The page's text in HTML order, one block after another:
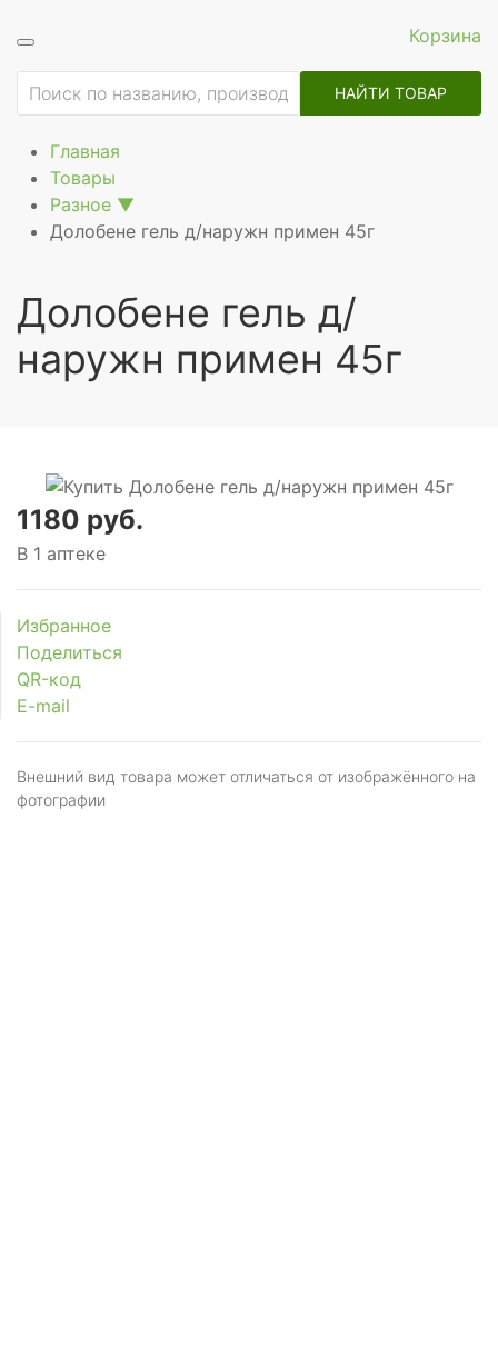
Корзина
НАЙТИ ТОВАР
Главная
Товары
Разное ▼
Долобене гель д/наружн примен 45г
Долобене гель д/
наружн примен 45г
1180 руб.
В 1 аптеке
Избранное
Поделиться
QR-код
E-mail
Внешний вид товара может отличаться от изображённого на
фотографии